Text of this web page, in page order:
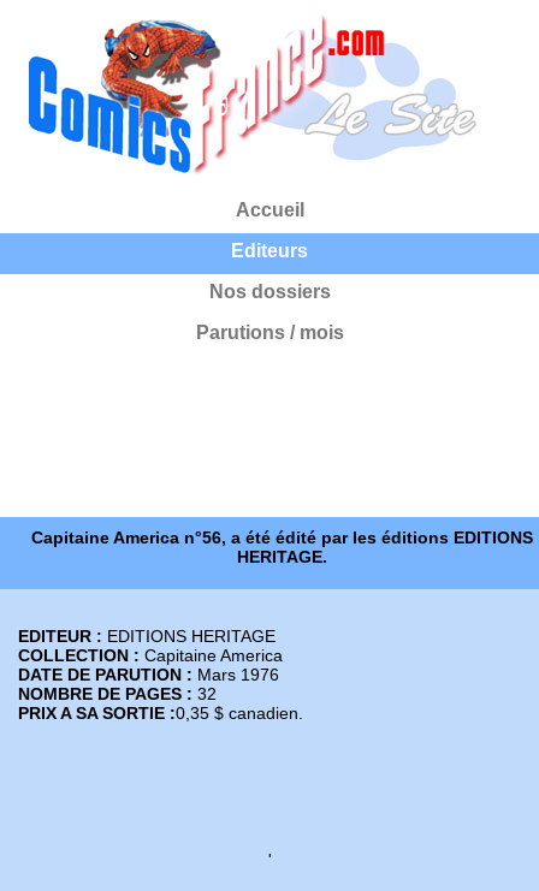
Accueil
Editeurs
Nos dossiers
Parutions / mois
Capitaine America n°56, a été édité par les éditions EDITIONS
HERITAGE.
EDITEUR : EDITIONS HERITAGE
COLLECTION : Capitaine America
DATE DE PARUTION : Mars 1976
NOMBRE DE PAGES : 32
PRIX A SA SORTIE :0,35 $ canadien.
'